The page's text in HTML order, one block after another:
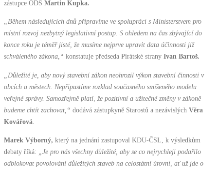
zástupce ODS Martin Kupka.
„Během následujících dnů připravíme ve spolupráci s Ministerstvem pro
místní rozvoj nezbytný legislativní postup. S ohledem na čas zbývající do
konce roku je téměř jisté, že musíme nejprve upravit data účinnosti již
schváleného zákona,“ konstatuje předseda Pirátské strany Ivan Bartoš.
„Důležité je, aby nový stavební zákon neohrozil výkon stavební činnosti v
obcích a městech. Nepřipustíme rozklad současného smíšeného modelu
veřejné správy. Samozřejmě platí, že pozitivní a užitečné změny v zákoně
budeme chtít zachovat,“ dodává zástupkyně Starostů a nezávislých Věra
Kovářová
Marek Výborný, který na jednání zastupoval KDU-ČSL, k výsledkům
debaty říká:
„Je pro nás všechny důležité, aby se co nejrychleji podařilo
odblokovat povolování důležitých staveb na celostátní úrovni, ať už jde o